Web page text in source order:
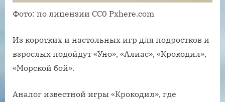
Фото: по лицензии CC0 Pxhere.com
Из коротких и настольных игр для подростков и
взрослых подойдут «Уно», «Алиас», «Крокодил»,
«Морской бой».
Аналог известной игры «Крокодил», где